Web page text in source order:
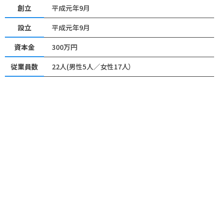
創立
平成元年9月
設立
平成元年9月
資本金
300万円
従業員数
22人(男性5人／女性17人）